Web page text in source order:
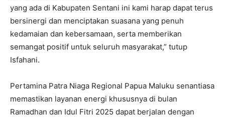
yang ada di Kabupaten Sentani ini kami harap dapat terus
bersinergi dan menciptakan suasana yang penuh
kedamaian dan kebersamaan, serta memberikan
semangat positif untuk seluruh masyarakat,” tutup
Isfahani.
Pertamina Patra Niaga Regional Papua Maluku senantiasa
memastikan layanan energi khususnya di bulan
Ramadhan dan Idul Fitri 2025 dapat berjalan dengan